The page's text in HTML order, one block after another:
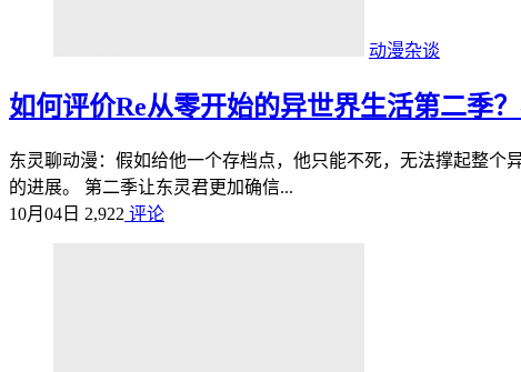
动漫杂谈
如何评价Re从零开始的异世界生活第二季
东灵聊动漫：假如给他一个存档点，他只能不死，无法撑起整
的进展。 第二季让东灵君更加确信...
10月04日 2,922 评论